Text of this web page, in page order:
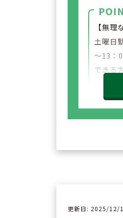
【無理
土曜日
～13：
できる
更新日: 2025/12/